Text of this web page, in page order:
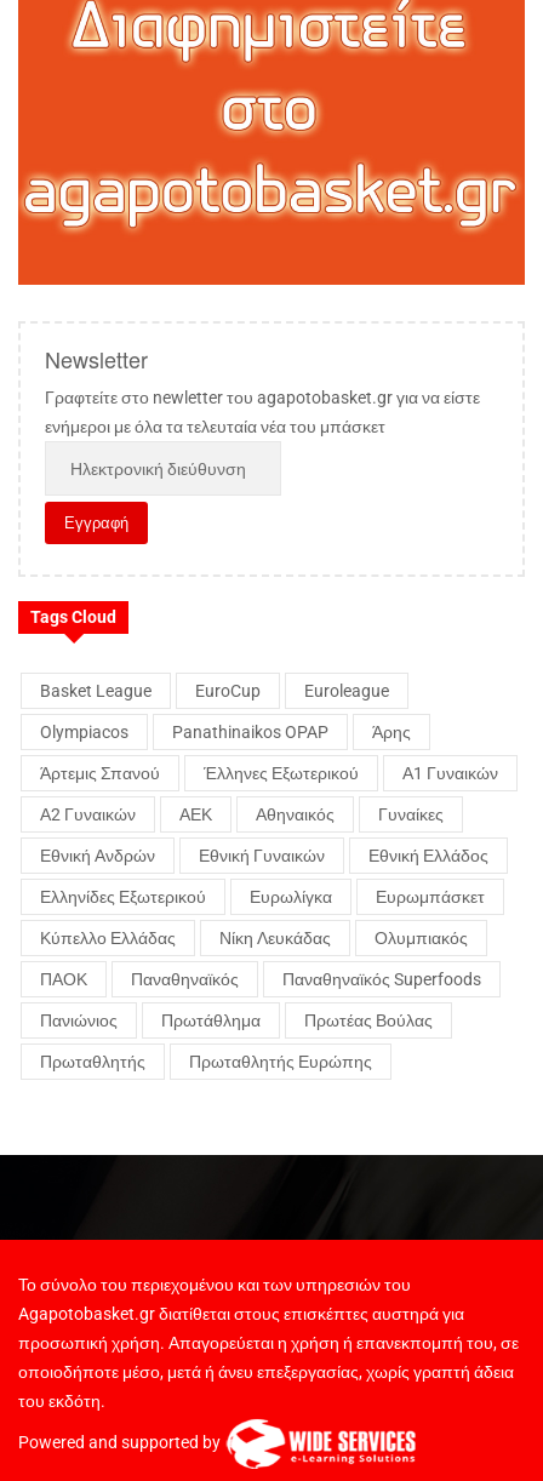
Newsletter
Γραφτείτε στο newletter του agapotobasket.gr για να είστε
ενήμεροι με όλα τα τελευταία νέα του μπάσκετ
Tags Cloud
Basket League EuroCup Euroleague
Olympiacos Panathinaikos OPAP Άρης
Άρτεμις Σπανού Έλληνες Εξωτερικού Α1 Γυναικών
Α2 Γυναικών ΑΕΚ Αθηναικός Γυναίκες
Εθνική Ανδρών Εθνική Γυναικών Εθνική Ελλάδος
Ελληνίδες Εξωτερικού Ευρωλίγκα Ευρωμπάσκετ
Κύπελλο Ελλάδας Νίκη Λευκάδας Ολυμπιακός
ΠΑΟΚ Παναθηναϊκός Παναθηναϊκός Superfoods
Πανιώνιος Πρωτάθλημα Πρωτέας Βούλας
Πρωταθλητής Πρωταθλητής Ευρώπης
Το σύνολο του περιεχομένου και των υπηρεσιών του
Agapotobasket.gr διατίθεται στους επισκέπτες αυστηρά για
προσωπική χρήση. Απαγορεύεται η χρήση ή επανεκπομπή του, σε
οποιοδήποτε μέσο, μετά ή άνευ επεξεργασίας, χωρίς γραπτή άδεια
του εκδότη.
Powered and supported by